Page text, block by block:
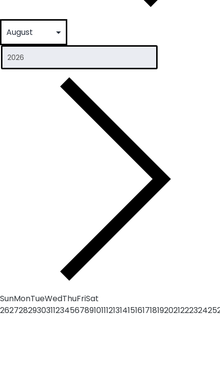
SunMonTueWedThuFriSat
26272829303112345678910111213141516171819202122232425